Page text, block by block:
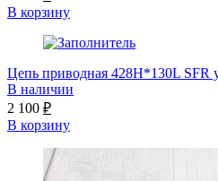
В корзину
Цепь приводная 428H*130L SFR
В наличии
2 100 ₽
В корзину